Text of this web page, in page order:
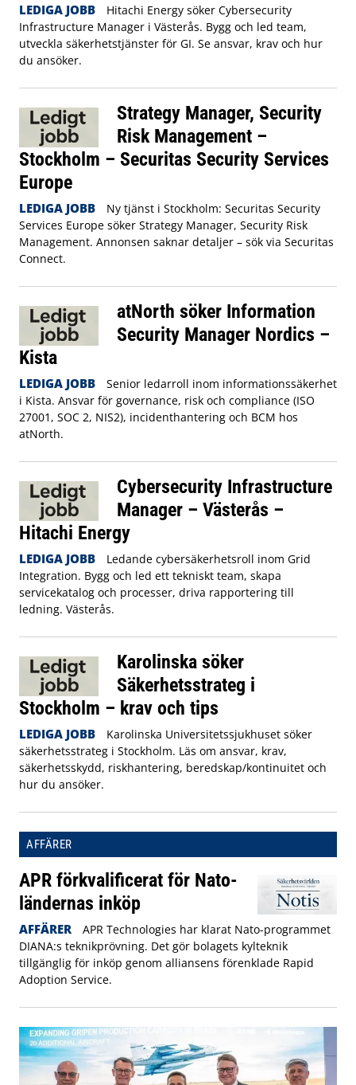
LEDIGA JOBB
Hitachi Energy söker Cybersecurity
Infrastructure Manager i Västerås. Bygg och led team,
utveckla säkerhetstjänster för GI. Se ansvar, krav och hur
du ansöker.
Strategy Manager, Security
Risk Management –
Stockholm – Securitas Security Services
Europe
LEDIGA JOBB
Ny tjänst i Stockholm: Securitas Security
Services Europe söker Strategy Manager, Security Risk
Management. Annonsen saknar detaljer – sök via Securitas
Connect.
atNorth söker Information
Security Manager Nordics –
Kista
LEDIGA JOBB
Senior ledarroll inom informationssäkerhet
i Kista. Ansvar för governance, risk och compliance (ISO
27001, SOC 2, NIS2), incidenthantering och BCM hos
atNorth.
Cybersecurity Infrastructure
Manager – Västerås –
Hitachi Energy
LEDIGA JOBB
Ledande cybersäkerhetsroll inom Grid
Integration. Bygg och led ett tekniskt team, skapa
servicekatalog och processer, driva rapportering till
ledning. Västerås.
Karolinska söker
Säkerhetsstrateg i
Stockholm – krav och tips
LEDIGA JOBB
Karolinska Universitetssjukhuset söker
säkerhetsstrateg i Stockholm. Läs om ansvar, krav,
säkerhetsskydd, riskhantering, beredskap/kontinuitet och
hur du ansöker.
AFFÄRER
APR förkvalificerat för Nato-
ländernas inköp
AFFÄRER
APR Technologies har klarat Nato-programmet
DIANA:s teknikprövning. Det gör bolagets kylteknik
tillgänglig för inköp genom alliansens förenklade Rapid
Adoption Service.